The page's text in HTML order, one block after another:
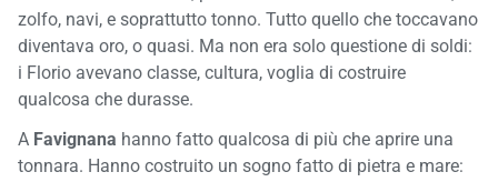
zolfo, navi, e soprattutto tonno. Tutto quello che toccavano
diventava oro, o quasi. Ma non era solo questione di soldi:
i Florio avevano classe, cultura, voglia di costruire
qualcosa che durasse.
A Favignana hanno fatto qualcosa di più che aprire una
tonnara. Hanno costruito un sogno fatto di pietra e mare: